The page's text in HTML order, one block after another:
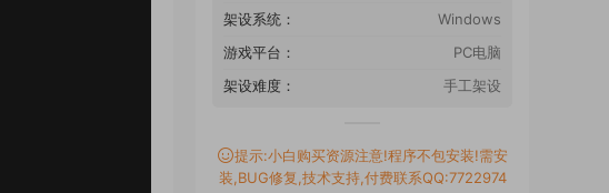
架设系统：
Windows
游戏平台：
PC电脑
架设难度：
手工架设
提示:小白购买资源注意!程序不包安装!需安
装,BUG修复,技术支持,付费联系QQ:7722974